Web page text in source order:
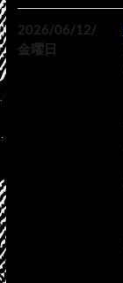
2026/06/12/
金曜日